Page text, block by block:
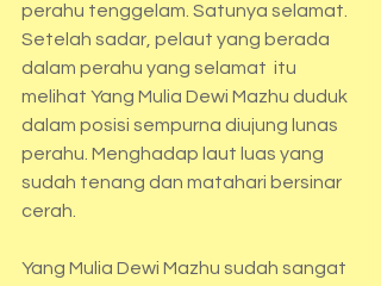
perahu tenggelam. Satunya selamat.
Setelah sadar, pelaut yang berada
dalam perahu yang selamat  itu
melihat Yang Mulia Dewi Mazhu duduk
dalam posisi sempurna diujung lunas
perahu. Menghadap laut luas yang
sudah tenang dan matahari bersinar
cerah.
Yang Mulia Dewi Mazhu sudah sangat